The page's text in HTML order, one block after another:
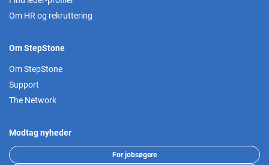
Om HR og rekruttering
Om StepStone
Om StepStone
Support
The Network
Modtag nyheder
For jobsøgere